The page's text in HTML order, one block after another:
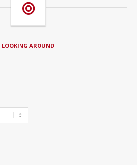
LOOKING AROUND